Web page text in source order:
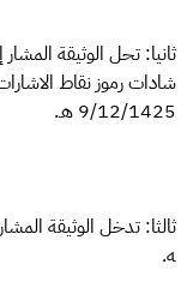
ثانيا: تحل الوثيقة
9/12/1425 هـ.
ثالثا: تدخل الوثيقة
ه.